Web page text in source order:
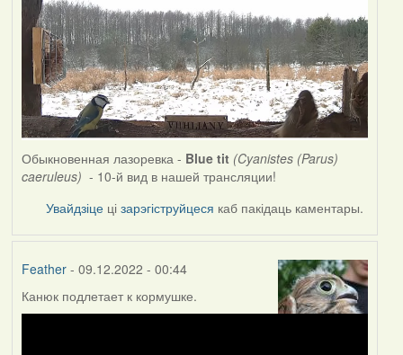
Обыкновенная лазоревка - Blue tit (Cyanistes (Parus)
caeruleus) - 10-й вид в нашей трансляции!
Увайдзіце цізарэгіструйцеся каб пакідаць каментары.
Feather- 09.12.2022 - 00:44
Канюк подлетает к кормушке.